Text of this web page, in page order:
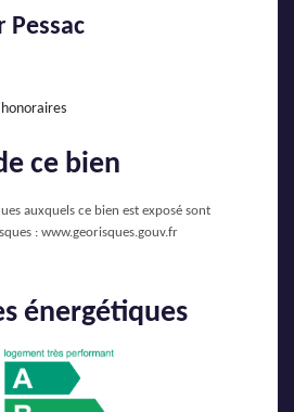
Pessac
ce bien
auxquels ce bien est exposé sont
: www.georisques.gouv.fr
énergétiques